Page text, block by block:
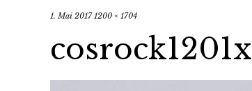
1. Mai 2017 1200 × 1704
cosrock1201x